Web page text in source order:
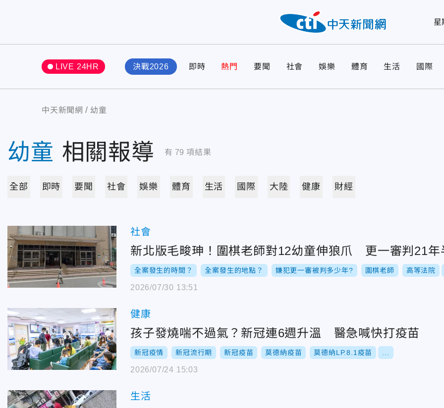
星
LIVE 24HR 決戰2026 即時 熱門 要聞 社會 娛樂 體育 生活 國際
中天新聞網 幼童
幼童 相關報導 有 79 項結果
全部 即時 要聞 社會 娛樂 體育 生活 國際 大陸 健康 財經
社會
新北版毛畯珅！圍棋老師對12幼童伸狼爪 更一審判21年
全案發生的時間？ 全案發生的地點？ 嫌犯更一審被判多少年? 圍棋老師 高等法院
2026/07/30 13:51
健康
孩子發燒喘不過氣？新冠連6週升溫 醫急喊快打疫苗
新冠疫情 新冠流行期 新冠疫苗 莫德納疫苗 莫德納LP.8.1疫苗
2026/07/24 15:03
生活